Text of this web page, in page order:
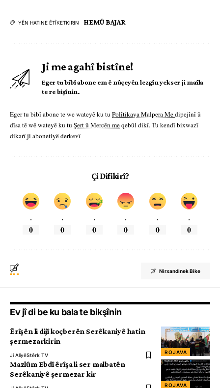
YÊN HATINE ÊTÎKETKIRIN HEMÛ BAJAR
Ji me agahî bistîne!
Eger tu bibî abone em ê nûçeyên lezgîn yekser ji maîla
te re bişînin.
Eger tu bibî abone te we wateyê ku tu Polîtikaya Malpera Medipejînî û
dîsa tê wê wateyê ku tu Şert û Mercên meqebûl dikî. Tu kendî bixwazî
dikarî ji abonetiyê derkevî
Çi Difikirî?
.
0
.
0
.
0
.
0
.
0
.
0
Nirxandinek Bike
Ev jî di be ku bala te bikşînin
ROJAVA
Êrîşên li dijî koçberên Serêkaniyê hatin
şermezarkirin
Ji AliyêStêrk TV
ROJAVA
Mazlûm Ebdî êrîşa li ser malbatên
Serêkaniyê şermezar kir